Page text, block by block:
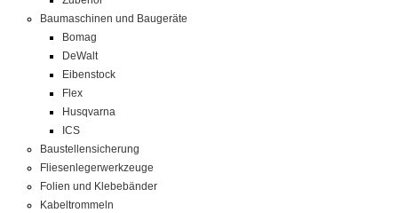
Baumaschinen und Baugeräte
Bomag
DeWalt
Eibenstock
Flex
Husqvarna
ICS
Baustellensicherung
Fliesenlegerwerkzeuge
Folien und Klebebänder
Kabeltrommeln